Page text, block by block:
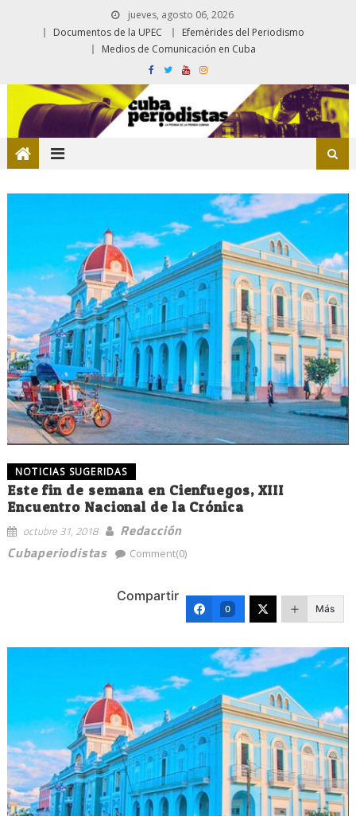
jueves, agosto 06, 2026
Documentos de la UPEC
Efemérides del Periodismo
Medios de Comunicación en Cuba
NOTICIAS SUGERIDAS
Este fin de semana en Cienfuegos, XIII
Encuentro Nacional de la Crónica
octubre 31, 2018
Redacción
Cubaperiodistas
Comment(0)
Compartir
0 Más